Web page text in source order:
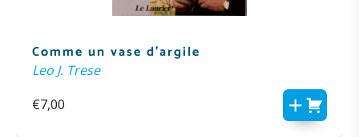
Comme un vase d’argile
Leo J. Trese
€7,00